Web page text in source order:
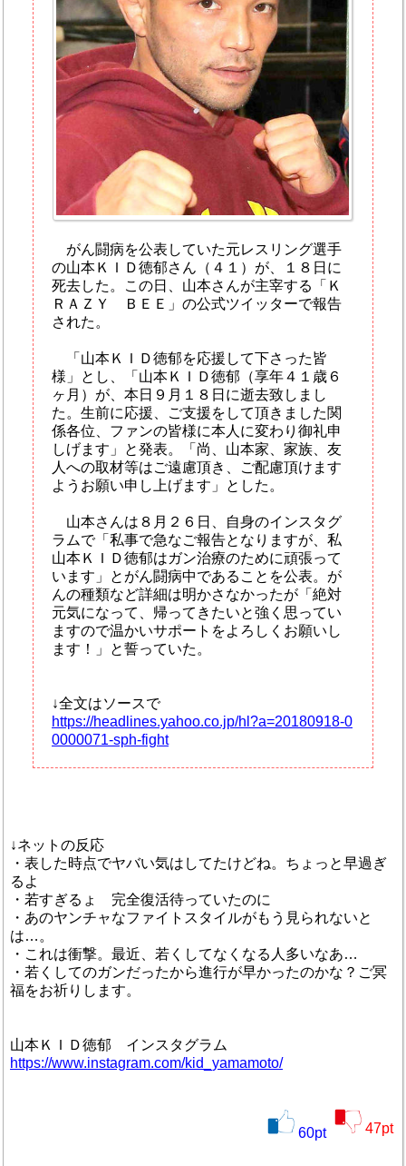
がん闘病を公表していた元レスリング選手
の山本ＫＩＤ徳郁さん（４１）が、１８日に
死去した。この日、山本さんが主宰する「Ｋ
ＲＡＺＹ ＢＥＥ」の公式ツイッターで報告
された。
「山本ＫＩＤ徳郁を応援して下さった皆
様」とし、「山本ＫＩＤ徳郁（享年４１歳６
ヶ月）が、本日９月１８日に逝去致しまし
た。生前に応援、ご支援をして頂きました関
係各位、ファンの皆様に本人に変わり御礼申
しげます」と発表。「尚、山本家、家族、友
人への取材等はご遠慮頂き、ご配慮頂けます
ようお願い申し上げます」とした。
山本さんは８月２６日、自身のインスタグ
ラムで「私事で急なご報告となりますが、私
山本ＫＩＤ徳郁はガン治療のために頑張って
います」とがん闘病中であることを公表。が
んの種類など詳細は明かさなかったが「絶対
元気になって、帰ってきたいと強く思ってい
ますので温かいサポートをよろしくお願いし
ます！」と誓っていた。
↓全文はソースで
https://headlines.yahoo.co.jp/hl?a=20180918-0
0000071-sph-fight
↓ネットの反応
・表した時点でヤバい気はしてたけどね。ちょっと早過ぎ
るよ
・若すぎるょ 完全復活待っていたのに
・あのヤンチャなファイトスタイルがもう見られないと
は…。
・これは衝撃。最近、若くしてなくなる人多いなあ…
・若くしてのガンだったから進行が早かったのかな？ご冥
福をお祈りします。
山本ＫＩＤ徳郁 インスタグラム
https://www.instagram.com/kid_yamamoto/
60pt 47pt